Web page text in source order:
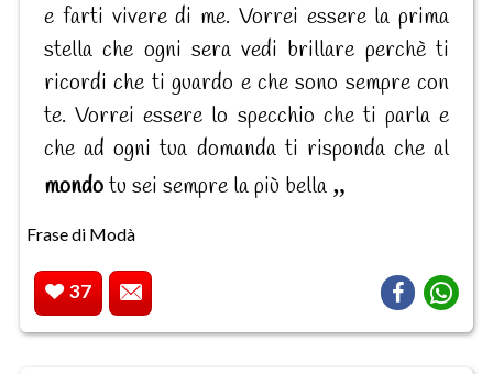
e farti vivere di me. Vorrei essere la prima
stella che ogni sera vedi brillare perchè ti
ricordi che ti guardo e che sono sempre con
te. Vorrei essere lo specchio che ti parla e
che ad ogni tua domanda ti risponda che al
mondotu sei sempre la più bella
Frase di Modà
37